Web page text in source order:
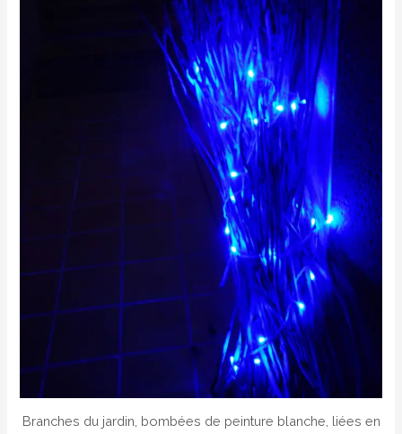
Branches du jardin, bombées de peinture blanche, liées en